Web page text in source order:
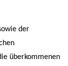
der
überkommenen